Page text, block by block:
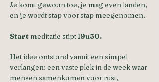
Je komt gewoon toe, je mag even landen,
en je wordt stap voor stap meegenomen.
Start meditatie stipt 19u30.
Het idee ontstond vanuit een simpel
verlangen: een vaste plek in de week waar
mensen samenkomen voor rust,